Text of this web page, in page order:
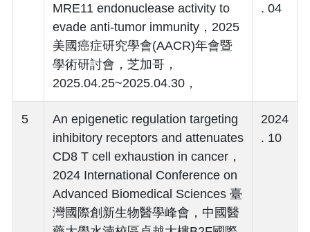
MRE11 endonuclease activity to
evade anti-tumor immunity，2025
美國癌症研究學會(AACR)年會暨
學術研討會，芝加哥，
2025.04.25~2025.04.30，
. 04
5
An epigenetic regulation targeting
inhibitory receptors and attenuates
CD8 T cell exhaustion in cancer，
2024 International Conference on
Advanced Biomedical Sciences 臺
灣國際創新生物醫學峰會，中國醫
2024
. 10